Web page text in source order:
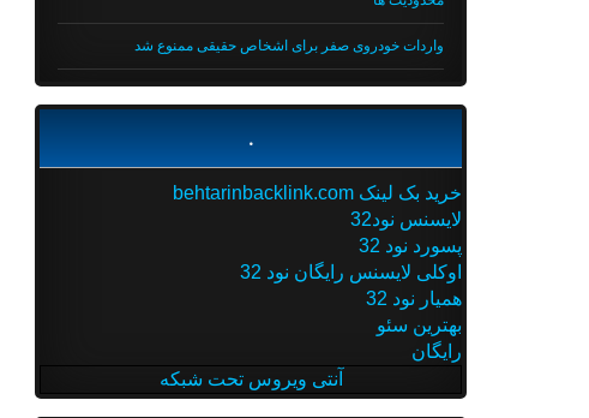
واردات خودروی صفر برای اشخاص حقیقی ممنوع شد
.
خرید بک لینک behtarinbacklink.com
لایسنس نود32
پسورد نود 32
اوکلی لایسنس رایگان نود 32
همیار نود 32
بهترین سئو
رایگان
آنتی ویروس تحت شبکه